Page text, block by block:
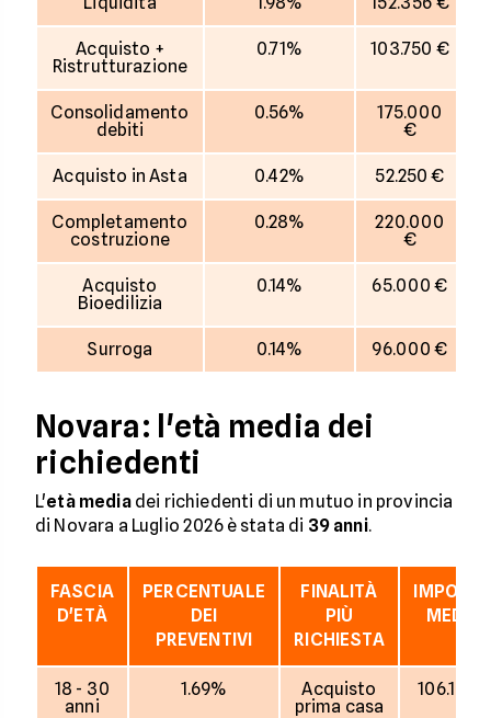
Acquisto +
Ristrutturazione
0.71% 103.750 €
Consolidamento
debiti
0.56%
175.000
€
Acquisto in Asta 0.42% 52.250 €
Completamento
costruzione
0.28%
220.000
€
Acquisto
Bioedilizia
0.14% 65.000 €
Surroga 0.14% 96.000 €
Novara: l'età media dei
richiedenti
L'età mediadei richiedenti di un mutuo in provincia
di Novara a Luglio 2026 è stata di 39 anni.
FASCIA
D'ETÀ
PERCENTUALE
DEI
PREVENTIVI
FINALITÀ
PIÙ
RICHIESTA
MEDIO
18 - 30
anni
1.69%
Acquisto
prima casa
106.167 €